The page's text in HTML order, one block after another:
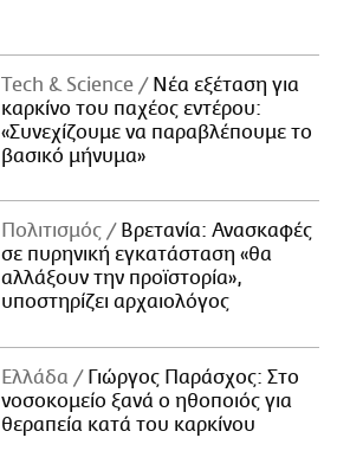
Τech & Science
Νέα εξέταση για
καρκίνο του παχέος εντέρου:
«Συνεχίζουμε να παραβλέπουμε το
βασικό μήνυμα»
Πολιτισμός
Βρετανία: Ανασκαφές
σε πυρηνική εγκατάσταση «θα
αλλάξουν την προϊστορία»,
υποστηρίζει αρχαιολόγος
Ελλάδα
Γιώργος Παράσχος: Στο
νοσοκομείο ξανά ο ηθοποιός για
θεραπεία κατά του καρκίνου